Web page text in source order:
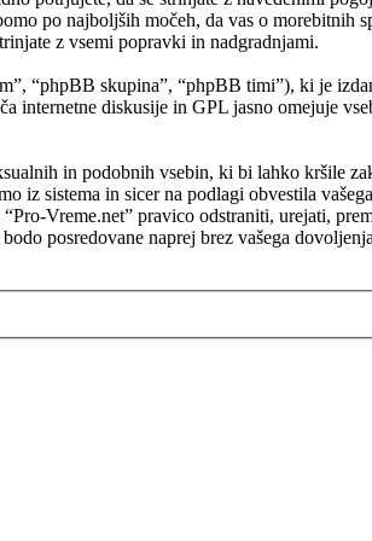
po najboljših močeh, da vas o morebitnih
z vsemi popravki in nadgradnjami.
“phpBB skupina”, “phpBB timi”), ki je
internetne diskusije in GPL jasno omejuje
in podobnih vsebin, ki bi lahko kršile
iz sistema in sicer na podlagi obvestila
Vreme.net” pravico odstraniti, urejati,
posredovane naprej brez vašega